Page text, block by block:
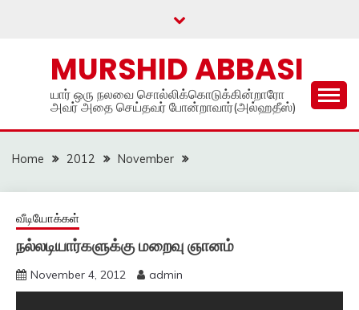
MURSHID ABBASI
யார் ஒரு நலவை சொல்லிக்கொடுக்கின்றாரோ
அவர் அதை செய்தவர் போன்றாவார்(அல்ஹதீஸ்)
Home 2012 November
வீடியோக்கள்
நல்லடியார்களுக்கு மறைவு ஞானம்
November 4, 2012 admin